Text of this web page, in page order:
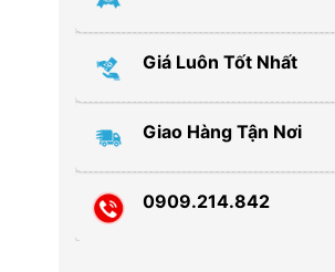
Giá Luôn Tốt Nhất
Giao Hàng Tận Nơi
0909.214.842